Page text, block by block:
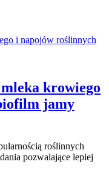
krowiego
jamy
roślinnych
pozwalające lepiej